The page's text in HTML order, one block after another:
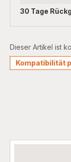
30 Tage
Dieser Artikel ist
Kompatibilität